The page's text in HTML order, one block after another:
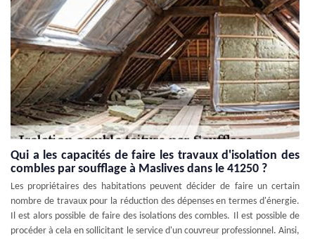
Qui a les capacités de faire les travaux d'isolation des
combles par soufflage à Maslives dans le 41250 ?
Les propriétaires des habitations peuvent décider de faire un certain
nombre de travaux pour la réduction des dépenses en termes d'énergie.
Il est alors possible de faire des isolations des combles. Il est possible de
procéder à cela en sollicitant le service d'un couvreur professionnel. Ainsi,